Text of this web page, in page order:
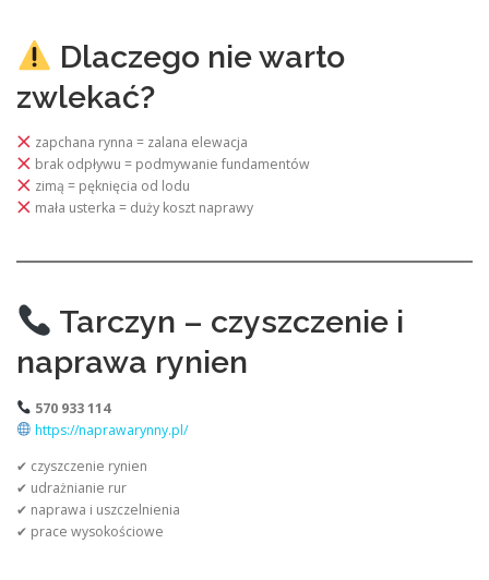
Dlaczego nie warto
zwlekać?
zapchana rynna = zalana elewacja
brak odpływu = podmywanie fundamentów
zimą = pęknięcia od lodu
mała usterka = duży koszt naprawy
Tarczyn – czyszczenie i
naprawa rynien
570 933 114
https://naprawarynny.pl/
✔ czyszczenie rynien
✔ udrażnianie rur
✔ naprawa i uszczelnienia
✔ prace wysokościowe